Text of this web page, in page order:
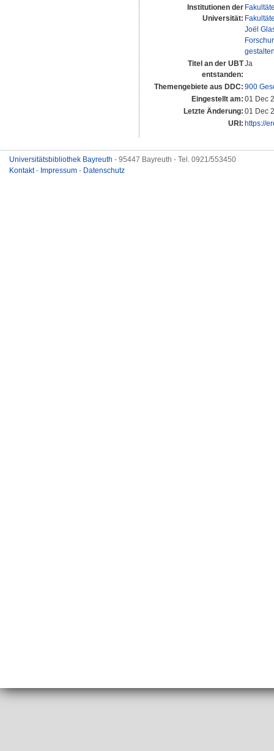
Institutionen der
Universität:
Joël
Titel an der UBT
entstanden:
Ja
Themengebiete aus DDC: 900
Eingestellt am: 01 Dec
Letzte Änderung: 01 Dec
URI: https://
Universitätsbibliothek Bayreuth - 95447 Bayreuth - Tel. 0921/553450
Kontakt- Impressum - Datenschutz